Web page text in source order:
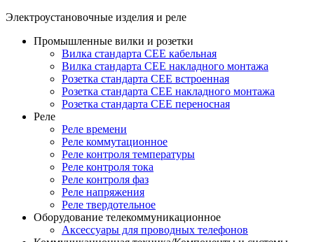
Электроустановочные изделия и реле
Промышленные вилки и розетки
Вилка стандарта CEE кабельная
Вилка стандарта CEE накладного монтажа
Розетка стандарта CEE встроенная
Розетка стандарта СЕЕ накладного монтажа
Розетка стандарта СЕЕ переносная
Реле
Реле времени
Реле коммутационное
Реле контроля температуры
Реле контроля тока
Реле контроля фаз
Реле напряжения
Реле твердотельное
Оборудование телекоммуникационное
Аксессуары для проводных телефонов